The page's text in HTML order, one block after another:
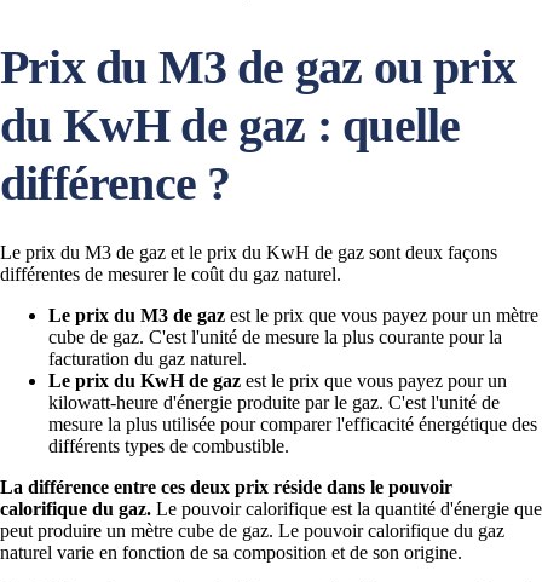
Prix du M3 de gaz ou prix
du KwH de gaz : quelle
différence ?
Le prix du M3 de gaz et le prix du KwH de gaz sont deux façons
différentes de mesurer le coût du gaz naturel.
Le prix du M3 de gaz est le prix que vous payez pour un mètre
cube de gaz. C'est l'unité de mesure la plus courante pour la
facturation du gaz naturel.
Le prix du KwH de gaz est le prix que vous payez pour un
kilowatt-heure d'énergie produite par le gaz. C'est l'unité de
mesure la plus utilisée pour comparer l'efficacité énergétique des
différents types de combustible.
La différence entre ces deux prix réside dans le pouvoir
calorifique du gaz. Le pouvoir calorifique est la quantité d'énergie que
peut produire un mètre cube de gaz. Le pouvoir calorifique du gaz
naturel varie en fonction de sa composition et de son origine.